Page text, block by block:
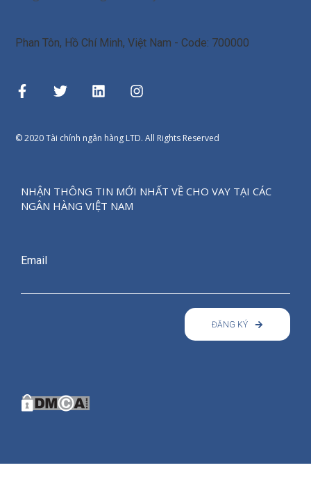
Phan Tôn, Hồ Chí Minh,Việt Nam - Code: 700000
© 2020 Tài chính ngân hàng LTD. All Rights Reserved
NHẬN THÔNG TIN MỚI NHẤT VỀ CHO VAY TẠI CÁC
NGÂN HÀNG VIỆT NAM
Email
ĐĂNG KÝ